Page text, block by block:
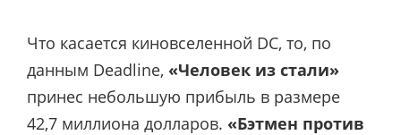
Что касается киновселенной DC, то, по
данным Deadline, «Человек из стали»
принес небольшую прибыль в размере
42,7 миллиона долларов. «Бэтмен против